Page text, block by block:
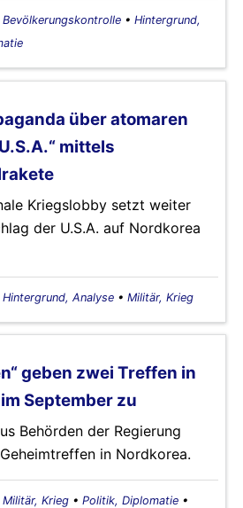
Bevölkerungskontrolle • Hintergrund,
über atomaren
mittels
Kriegslobby setzt weiter
der U.S.A. auf Nordkorea
Hintergrund, Analyse • Militär, Krieg
geben zwei Treffen in
September zu
Behörden der Regierung
in Nordkorea.
Militär, Krieg • Politik, Diplomatie •